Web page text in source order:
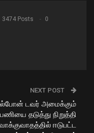
3474 Posts 0
NEXT POST
டவர் அமைக்கும்
பணியை தடுத்து நிறுத்தி
ஈடுபட்ட